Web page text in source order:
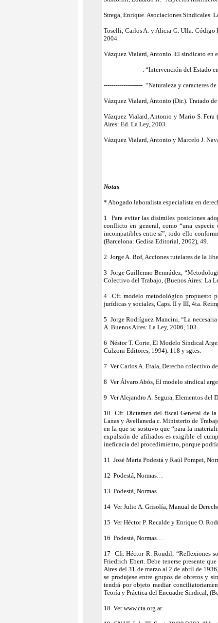
Strega, Enrique. Asociaciones Sindicales.
Toselli, Carlos A. y Alicia G. Ulla. Código
2004.
Vázquez Vialard, Antonio. El sindicato en
--------------------. “Intervención del Estado
--------------------. “Naturaleza y caracteres
Vázquez Vialard, Antonio (Dir.). Tratado
Vázquez Vialard, Antonio y Mario S. Fera
Aires: Ed. La Ley, 2003.
Vázquez Vialard, Antonio y Marcelo J.
Notas
* Abogado laboralista especialista en
1 Para evitar las disímiles posiciones
conflicto en general, como “una
incompatibles entre sí”, todo ello
(Barcelona: Gedisa Editorial, 2002), 49.
2 Jorge A. Bof, Acciones tutelares de la
3 Jorge Guillermo Bermúdez,
Colectivo del Trabajo, (Buenos Aires: La
4 Cfr. modelo metodológico propuesto
jurídicas y sociales, Caps. II y III, 4ta.
5 Jorge Rodríguez Mancini, “La
A. Buenos Aires: La Ley, 2006, 103.
6 Néstor T. Corte, El Modelo Sindical
Culzoni Editores, 1994). 118 y sgtes.
7 Ver Carlos A. Etala, Derecho colectivo
8 Ver Álvaro Abós, El modelo sindical
9 Ver Alejandro A. Segura, Elementos del
10 Cfr. Dictamen del fiscal General de la
Lanas y Avellaneda c. Ministerio de
en la que se sostuvo que “para la
expulsión de afiliados es exigible el
ineficacia del procedimiento, porque
11 José María Podestá y Raúl Pompei,
12 Podestá, Normas…
13 Podestá, Normas…
14 Ver Julio A. Grisolía, Manual de
15 Ver Héctor P. Recalde y Enrique O.
16 Podestá, Normas…
17 Cfr. Héctor R. Roudil, “Reflexiones
Friedrich Ebert. Debe tenerse presente
Aires del 31 de marzo al 2 de abril de
se produjese entre grupos de obreros y
tendrá por objeto mediar
Teoría y Práctica del Encuadre Sindical,
18 Ver www.cta.org.ar.